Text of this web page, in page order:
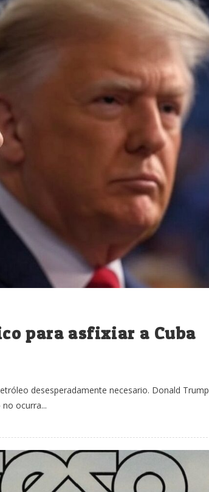
para asfixiar a Cuba
desesperadamente necesario. Donald Trump
ocurra...